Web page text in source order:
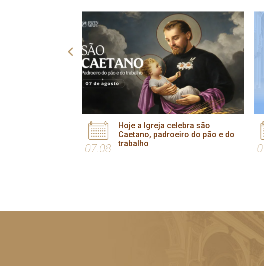
07.08
Hoje a Igreja celebra são
Caetano, padroeiro do pão e do
trabalho